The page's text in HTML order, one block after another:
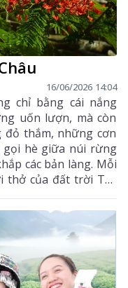
16/06/2026 14:04
chỉ bằng cái nắng
uốn lượn, mà còn
thắm, những cơn
gọi hè giữa núi rừng
các bản làng. Mỗi
thở của đất trời Tây
mới, đầy sức sống.